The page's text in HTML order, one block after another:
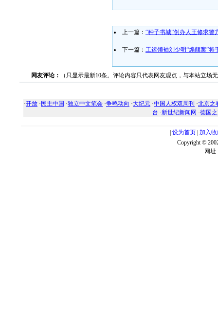
上一篇： “种子书城”创办人王修求警
下一篇： 工运领袖刘少明“煽颠案”将
网友评论： （只显示最新10条。评论内容只代表网友观点，与本站立场
·开放 · 民主中国 ·独立中文笔会 ·争鸣动向 ·大纪元 ·中国人权双周刊 ·北京之
台 ·新世纪新闻网 ·德国
设为首页 加入
Copyright ©
网址